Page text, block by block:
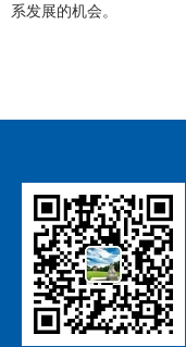
联系我们
科研机构志愿服务
研究生招生
校友组织
校友风采
爱心捐赠
联系方式
系发展的机会。